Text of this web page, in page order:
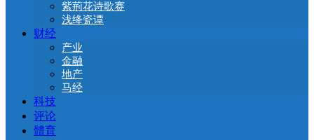
紫荊花诗歌赛
浅绛瓷谭
财经
产业
金融
地产
马经
科技
评论
體育